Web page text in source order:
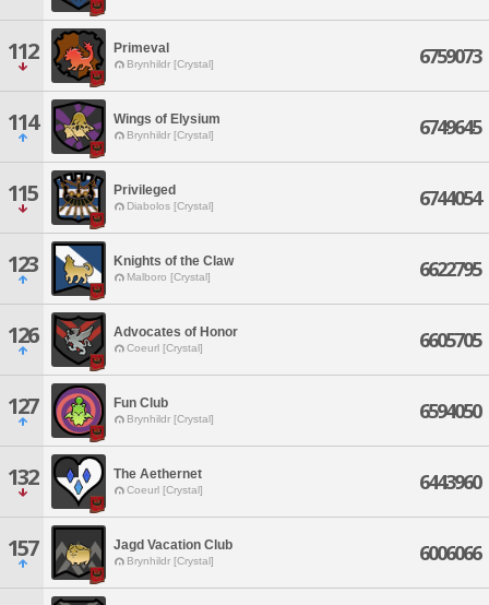
112 Primeval
Brynhildr [Crystal] 6759073
114 Wings of Elysium
Brynhildr [Crystal] 6749645
115 Privileged
Diabolos [Crystal] 6744054
123 Knights of the Claw
Malboro [Crystal] 6622795
126 Advocates of Honor
Coeurl [Crystal] 6605705
127 Fun Club
Brynhildr [Crystal] 6594050
132 The Aethernet
Coeurl [Crystal] 6443960
157 Jagd Vacation Club
Brynhildr [Crystal] 6006066